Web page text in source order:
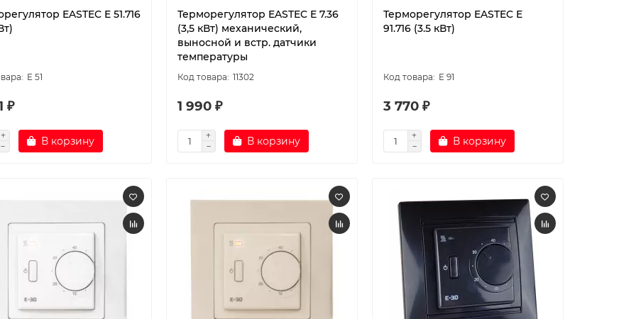
EASTEC E 51.716
E 51
₽
В корзину
Терморегулятор EASTEC E 7.36
(3,5 кВт) механический,
выносной и встр. датчики
температуры
11302
1 990 ₽
В корзину
Терморегулятор EASTEC E
91.716 (3.5 кВт)
E 91
3 770 ₽
В корзину